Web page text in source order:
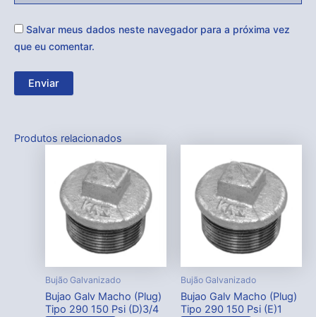
Salvar meus dados neste navegador para a próxima vez
que eu comentar.
Produtos relacionados
Bujão Galvanizado
Bujao Galv Macho (Plug)
Tipo 290 150 Psi (D)3/4
Bujão Galvanizado
Bujao Galv Macho (Plug)
Tipo 290 150 Psi (E)1